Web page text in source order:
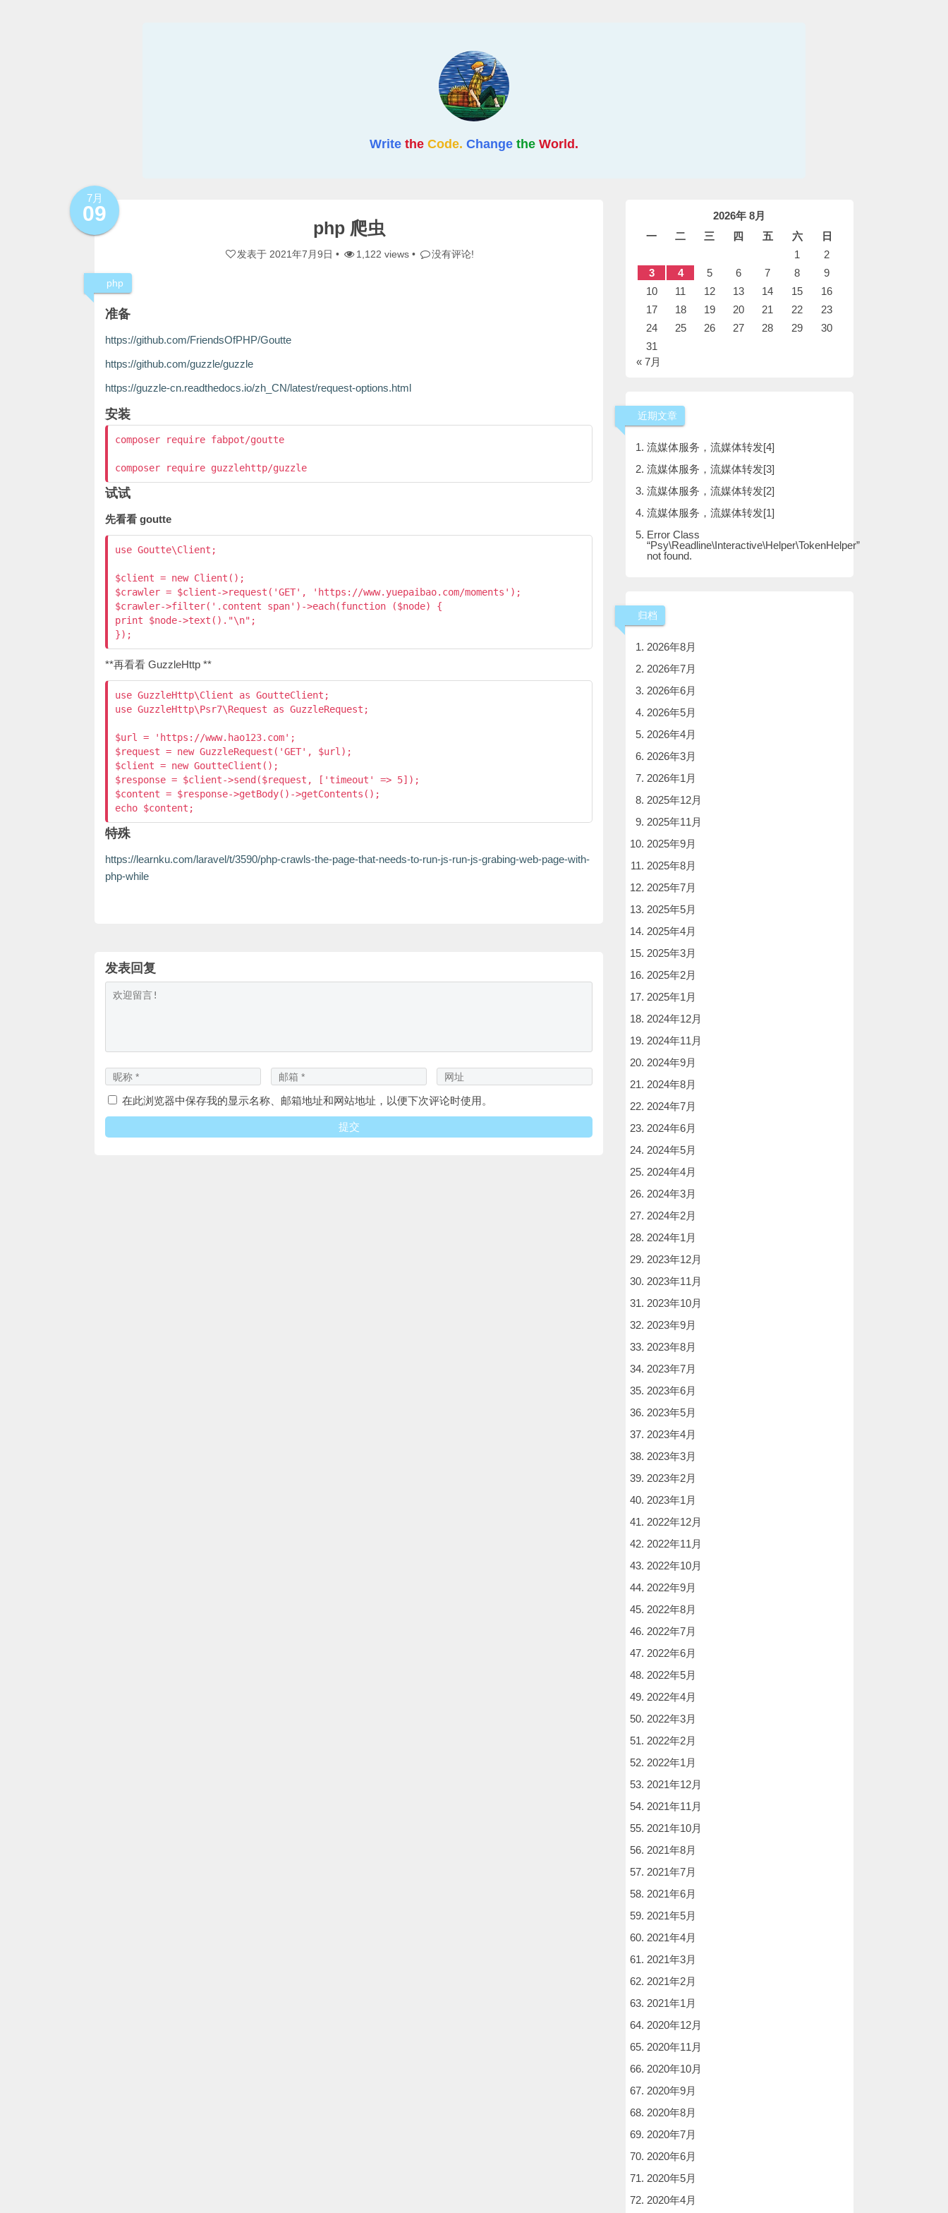
Write the Code. Change the World.
7月
09
php 爬虫
发表于 2021年7月9日 • 1,122 views • 没有评论!
php
准备
https://github.com/FriendsOfPHP/Goutte
https://github.com/guzzle/guzzle
https://guzzle-cn.readthedocs.io/zh_CN/latest/request-options.html
安装
composer require fabpot/goutte
试试
先看看 goutte
use Goutte\Client;
$client = new Client();
$crawler = $client->request('GET', 'https://www.yuepaibao.com/moments');
$crawler->filter('.content span')->each(function ($node) {
print $node->text()."\n";
**再看看 GuzzleHttp **
use GuzzleHttp\Client as GoutteClient;
use GuzzleHttp\Psr7\Request as GuzzleRequest;
$url = 'https://www.hao123.com';
$request = new GuzzleRequest('GET', $url);
$client = new GoutteClient();
$response = $client->send($request, ['timeout' => 5]);
$content = $response->getBody()->getContents();
特殊
https://learnku.com/laravel/t/3590/php-crawls-the-page-that-needs-to-run-js-run-js-grabing-web-page-with-
php-while
发表回复
在此浏览器中保存我的显示名称、邮箱地址和网站地址，以便下次评论时使用。
2026年 8月
一
二 三 四 五 六
日
1
2
3
4 5 6 7 8
9
10
11 12 13 14 15
16
17
18 19 20 21 22
23
24
25 26 27 28 29
30
31
« 7月
近期文章
流媒体服务，流媒体转发[4]
流媒体服务，流媒体转发[3]
流媒体服务，流媒体转发[2]
流媒体服务，流媒体转发[1]
Error Class
“Psy\Readline\Interactive\Helper\TokenHelper”
not found.
归档
2026年8月
2026年7月
2026年6月
2026年5月
2026年4月
2026年3月
2026年1月
2025年12月
2025年11月
2025年9月
2025年8月
2025年7月
2025年5月
2025年4月
2025年3月
2025年2月
2025年1月
2024年12月
2024年11月
2024年9月
2024年8月
2024年7月
2024年6月
2024年5月
2024年4月
2024年3月
2024年2月
2024年1月
2023年12月
2023年11月
2023年10月
2023年9月
2023年8月
2023年7月
2023年6月
2023年5月
2023年4月
2023年3月
2023年2月
2023年1月
2022年12月
2022年11月
2022年10月
2022年9月
2022年8月
2022年7月
2022年6月
2022年5月
2022年4月
2022年3月
2022年2月
2022年1月
2021年12月
2021年11月
2021年10月
2021年8月
2021年7月
2021年6月
2021年5月
2021年4月
2021年3月
2021年2月
2021年1月
2020年12月
2020年11月
2020年10月
2020年9月
2020年8月
2020年7月
2020年6月
2020年5月
2020年4月